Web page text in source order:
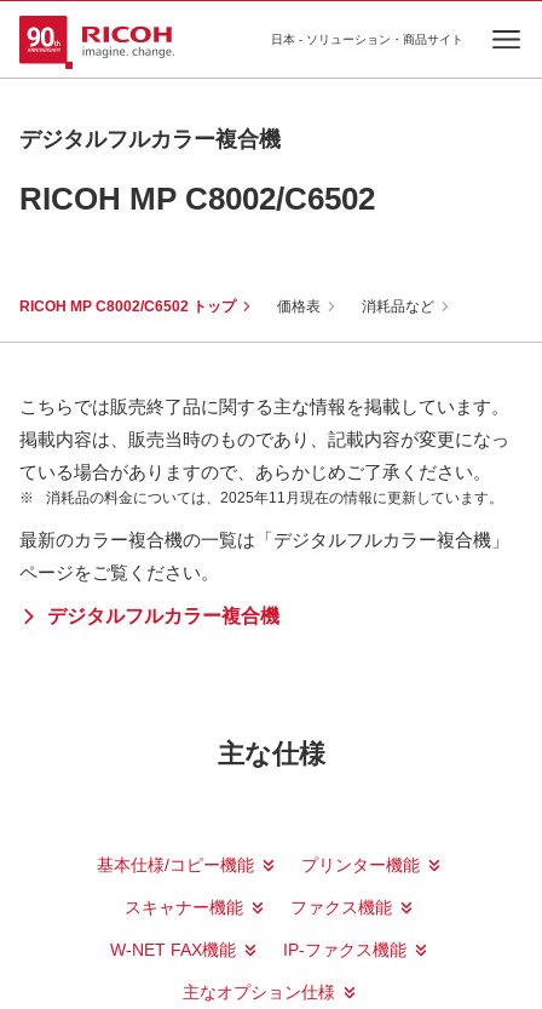
日本 - ソリューション・商品サイト
デジタルフルカラー複合機
RICOH MP C8002/C6502
RICOH MP C8002/C6502 トップ 価格表 消耗品など
こちらでは販売終了品に関する主な情報を掲載しています。
掲載内容は、販売当時のものであり、記載内容が変更になっ
ている場合がありますので、あらかじめご了承ください。
※ 消耗品の料金については、2025年11月現在の情報に更新しています。
最新のカラー複合機の一覧は「デジタルフルカラー複合機」
ページをご覧ください。
デジタルフルカラー複合機
主な仕様
基本仕様/コピー機能 プリンター機能
スキャナー機能 ファクス機能
W-NET FAX機能 IP-ファクス機能
主なオプション仕様